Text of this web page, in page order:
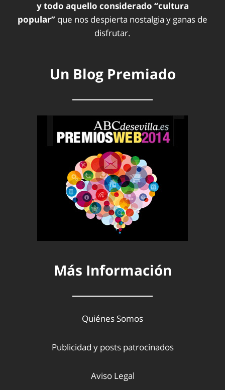
y todo aquello considerado “cultura
popular” que nos despierta nostalgia y ganas de
disfrutar.
Un Blog Premiado
Más Información
Quiénes Somos
Publicidad y posts patrocinados
Aviso Legal